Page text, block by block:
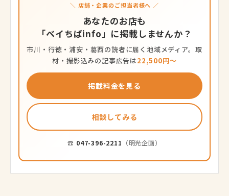
＼ 店舗・企業のご担当者様へ ／
あなたのお店も
「ベイちばinfo」に掲載しませんか？
市川・行徳・浦安・葛西の読者に届く地域メディア。取
材・撮影込みの記事広告は22,500円〜
掲載料金を見る
相談してみる
☎ 047-396-2211 （明光企画）